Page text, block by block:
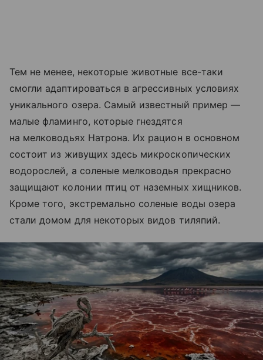
Тем не менее, некоторые животные все-таки
смогли адаптироваться в агрессивных условиях
уникального озера. Самый известный пример —
малые фламинго, которые гнездятся
на мелководьях Натрона. Их рацион в основном
состоит из живущих здесь микроскопических
водорослей, а соленые мелководья прекрасно
защищают колонии птиц от наземных хищников.
Кроме того, экстремально соленые воды озера
стали домом для некоторых видов тиляпий.